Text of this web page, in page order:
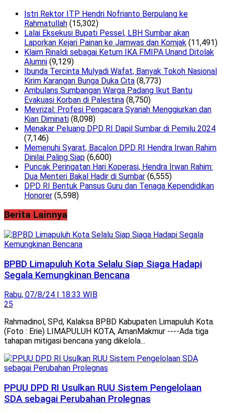
Istri Rektor ITP Hendri Nofrianto Berpulang ke
Rahmatullah (15,302)
Lalai Eksekusi Bupati Pessel, LBH Sumbar akan
Laporkan Kejari Painan ke Jamwas dan Komjak (11,491)
Klaim Rinaldi sebagai Ketum IKA FMIPA Unand Ditolak
Alumni (9,129)
Ibunda Tercinta Mulyadi Wafat, Banyak Tokoh Nasional
Kirim Karangan Bunga Duka Cita (8,773)
Ambulans Sumbangan Warga Padang Ikut Bantu
Evakuasi Korban di Palestina (8,750)
Mevrizal: Profesi Pengacara Syariah Menggiurkan dan
Kian Diminati (8,098)
Menakar Peluang DPD RI Dapil Sumbar di Pemilu 2024
(7,146)
Memenuhi Syarat, Bacalon DPD RI Hendra Irwan Rahim
Dinilai Paling Siap (6,600)
Puncak Peringatan Hari Koperasi, Hendra Irwan Rahim:
Dua Menteri Bakal Hadir di Sumbar (6,555)
DPD RI Bentuk Pansus Guru dan Tenaga Kependidikan
Honorer (5,598)
Berita Lainnya
BPBD Limapuluh Kota Selalu Siap Siaga Hadapi
Segala Kemungkinan Bencana
Rabu, 07/8/24 | 18:33 WIB
25
Rahmadinol, SPd, Kalaksa BPBD Kabupaten Limapuluh Kota.
(Foto : Erie) LIMAPULUH KOTA, AmanMakmur ----Ada tiga
tahapan mitigasi bencana yang dikelola...
PPUU DPD RI Usulkan RUU Sistem Pengelolaan
SDA sebagai Perubahan Prolegnas